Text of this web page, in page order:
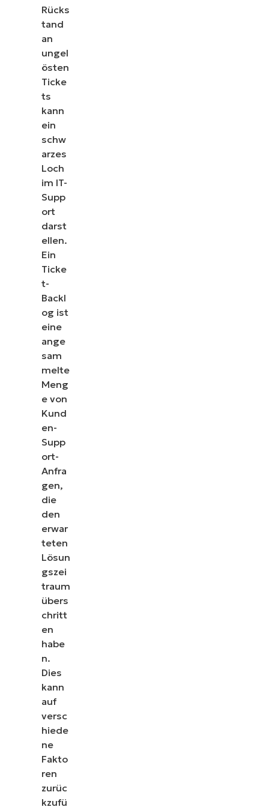
Rücks
tand
an
ungel
östen
Ticke
ts
kann
ein
schw
arzes
Loch
im IT-
Supp
ort
darst
ellen.
Ein
Ticke
t-
Backl
og ist
eine
ange
sam
melte
Meng
e von
Kund
en-
Supp
ort-
Anfra
gen,
die
den
erwar
teten
Lösun
gszei
traum
übers
chritt
en
habe
n.
Dies
kann
auf
versc
hiede
ne
Fakto
ren
zurüc
kzufü
Sehen Sie NinjaOne